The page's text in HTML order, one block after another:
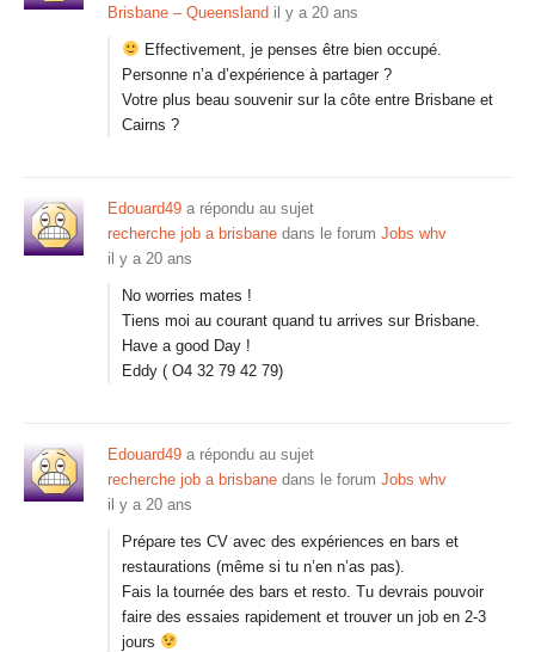
Brisbane – Queensland il y a 20 ans
Effectivement, je penses être bien occupé.
Personne n’a d’expérience à partager ?
Votre plus beau souvenir sur la côte entre Brisbane et
Cairns ?
Edouard49 a répondu au sujet
recherche job a brisbane dans le forum Jobs whv
il y a 20 ans
No worries mates !
Tiens moi au courant quand tu arrives sur Brisbane.
Have a good Day !
Eddy ( O4 32 79 42 79)
Edouard49 a répondu au sujet
recherche job a brisbane dans le forum Jobs whv
il y a 20 ans
Prépare tes CV avec des expériences en bars et
restaurations (même si tu n’en n’as pas).
Fais la tournée des bars et resto. Tu devrais pouvoir
faire des essaies rapidement et trouver un job en 2-3
jours